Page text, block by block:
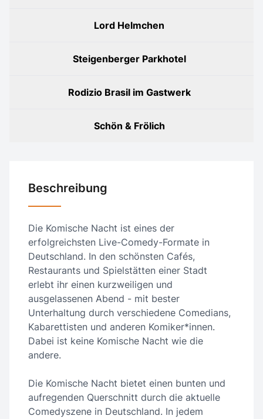
Lord Helmchen
Steigenberger Parkhotel
Rodizio Brasil im Gastwerk
Schön & Frölich
Beschreibung
Die Komische Nacht ist eines der
erfolgreichsten Live-Comedy-Formate in
Deutschland. In den schönsten Cafés,
Restaurants und Spielstätten einer Stadt
erlebt ihr einen kurzweiligen und
ausgelassenen Abend - mit bester
Unterhaltung durch verschiedene Comedians,
Kabarettisten und anderen Komiker*innen.
Dabei ist keine Komische Nacht wie die
andere.
Die Komische Nacht bietet einen bunten und
aufregenden Querschnitt durch die aktuelle
Comedyszene in Deutschland. In jedem